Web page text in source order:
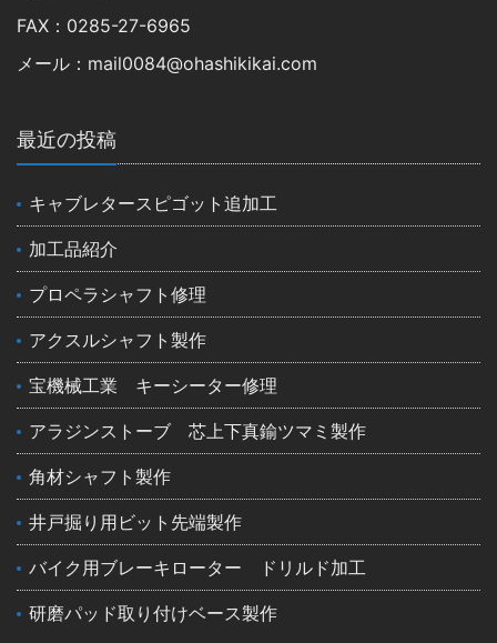
FAX：0285-27-6965
メール：mail0084@ohashikikai.com
最近の投稿
キャブレタースピゴット追加工
加工品紹介
プロペラシャフト修理
アクスルシャフト製作
宝機械工業 キーシーター修理
アラジンストーブ 芯上下真鍮ツマミ製作
角材シャフト製作
井戸掘り用ビット先端製作
バイク用ブレーキローター ドリルド加工
研磨パッド取り付けベース製作